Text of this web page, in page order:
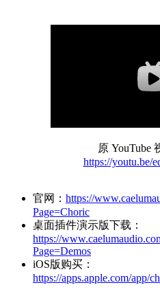
原 YouTube
https://youtu.be/
官网： https://
Page=Choric
桌面插件演示版下载：
https://
Page=Demos
iOS版购买：
https://apps.apple.com/app/